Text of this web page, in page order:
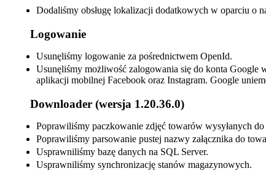
Dodaliśmy obsługę lokalizacji dodatkowych w oparciu o
Logowanie
Usunęliśmy logowanie za pośrednictwem OpenId.
Usunęliśmy możliwość zalogowania się do konta
aplikacji mobilnej Facebook oraz Instagram. Google
Downloader (wersja 1.20.36.0)
Poprawiliśmy paczkowanie zdjęć towarów wysyłanych
Poprawiliśmy parsowanie pustej nazwy załącznika do
Usprawniliśmy bazę danych na SQL Server.
Usprawniliśmy synchronizację stanów magazynowych.